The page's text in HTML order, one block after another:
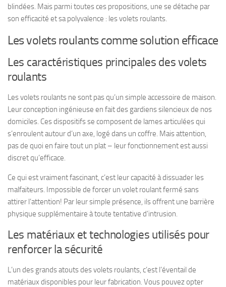
blindées. Mais parmi toutes ces propositions, une se détache par
son efficacité et sa polyvalence : les volets roulants.
Les volets roulants comme solution efficace
Les caractéristiques principales des volets
roulants
Les volets roulants ne sont pas qu’un simple accessoire de maison.
Leur conception ingénieuse en fait des gardiens silencieux de nos
domiciles. Ces dispositifs se composent de lames articulées qui
s’enroulent autour d’un axe, logé dans un coffre. Mais attention,
pas de quoi en faire tout un plat – leur fonctionnement est aussi
discret qu’efficace.
Ce qui est vraiment fascinant, c’est leur capacité à dissuader les
malfaiteurs. Impossible de forcer un volet roulant fermé sans
attirer l’attention! Par leur simple présence, ils offrent une barrière
physique supplémentaire à toute tentative d’intrusion.
Les matériaux et technologies utilisés pour
renforcer la sécurité
L’un des grands atouts des volets roulants, c’est l’éventail de
matériaux disponibles pour leur fabrication. Vous pouvez opter